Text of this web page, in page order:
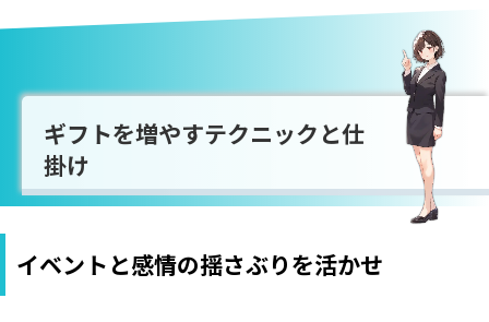
ギフトを増やすテクニックと仕
掛け
イベントと感情の揺さぶりを活かせ